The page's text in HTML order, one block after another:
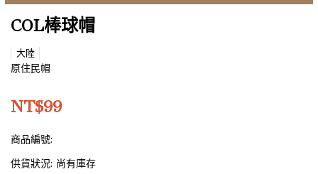
COL棒球帽
大陸
原住民帽
NT$99
商品編號:
供貨狀況: 尚有庫存